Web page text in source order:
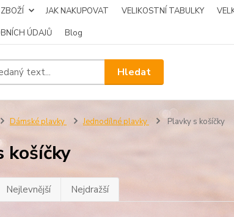
JAK NAKUPOVAT VELIKOSTNÍ TABULKY
ÚDAJŮ Blog
Hledat
Dámské plavky Jednodílné plavky Plavky s košíčky
košíčky
Nejlevnější Nejdražší